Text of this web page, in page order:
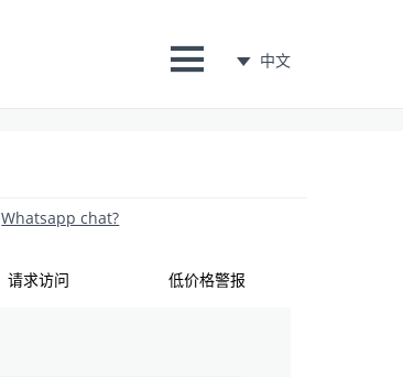
中文
Whatsapp chat?
请求访问 低价格警报